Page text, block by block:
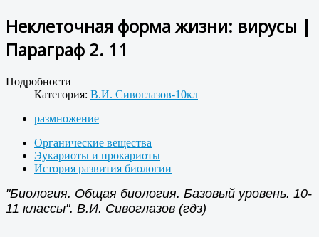
Неклеточная форма жизни: вирусы |
Параграф 2. 11
Подробности
Категория: В.И. Сивоглазов-10кл
размножение
Органические вещества
Эукариоты и прокариоты
История развития биологии
"Биология. Общая биология. Базовый уровень. 10-
11 классы". В.И. Сивоглазов (гдз)